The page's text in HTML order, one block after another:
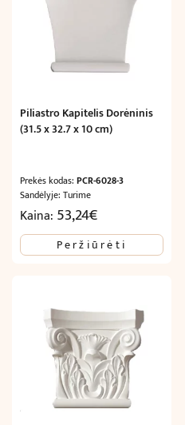
Piliastro Kapitelis Dorėninis
(31.5 x 32.7 x 10 cm)
Prekės kodas: PCR-6028-3
Sandėlyje: Turime
Kaina: 53,24€
Peržiūrėti